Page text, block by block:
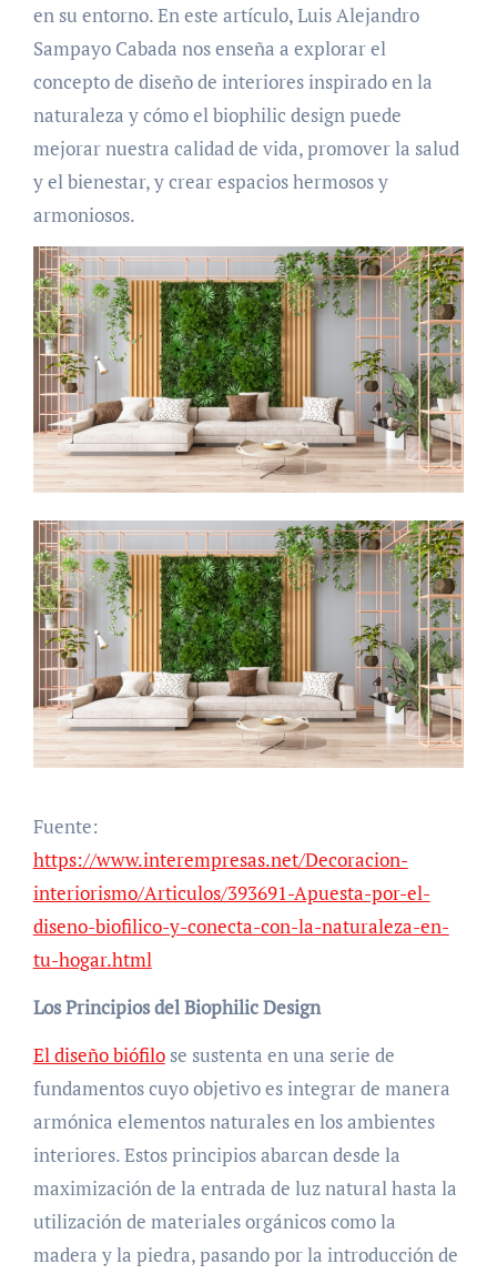
en su entorno. En este artículo, Luis Alejandro
Sampayo Cabada nos enseña a explorar el
concepto de diseño de interiores inspirado en la
naturaleza y cómo el biophilic design puede
mejorar nuestra calidad de vida, promover la salud
y el bienestar, y crear espacios hermosos y
armoniosos.
Fuente:
https://www.interempresas.net/Decoracion-
interiorismo/Articulos/393691-Apuesta-por-el-
diseno-biofilico-y-conecta-con-la-naturaleza-en-
tu-hogar.html
Los Principios del Biophilic Design
El diseño biófilose sustenta en una serie de
fundamentos cuyo objetivo es integrar de manera
armónica elementos naturales en los ambientes
interiores. Estos principios abarcan desde la
maximización de la entrada de luz natural hasta la
utilización de materiales orgánicos como la
madera y la piedra, pasando por la introducción de